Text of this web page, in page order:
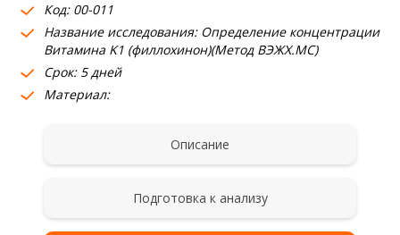
О компании
Где сдать
Партнерам
Код: 00-011
Название исследования: Определение концентрации
Витамина K1 (филлохинон)(Метод ВЭЖХ.МС)
Срок: 5 дней
Материал:
Описание
Подготовка к анализу